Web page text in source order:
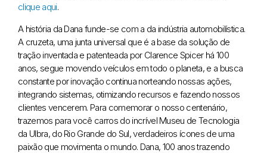
clique aqui.
A história da Dana funde-se com a da indústria automobilística.
A cruzeta, uma junta universal que é a base da solução de
tração inventada e patenteada por Clarence Spicer há 100
anos, segue movendo veículos em todo o planeta, e a busca
constante por inovação continua norteando nossas ações,
integrando sistemas, otimizando recursos e fazendo nossos
clientes vencerem. Para comemorar o nosso centenário,
trazemos para você carros do incrível Museu de Tecnologia
da Ulbra, do Rio Grande do Sul, verdadeiros ícones de uma
paixão que movimenta o mundo. Dana, 100 anos trazendo